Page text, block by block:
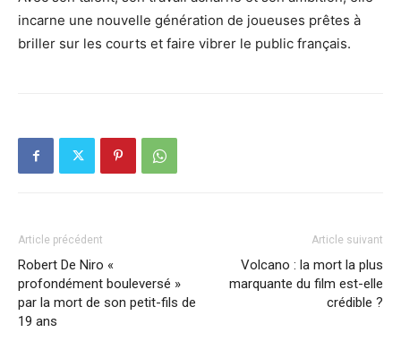
incarne une nouvelle génération de joueuses prêtes à
briller sur les courts et faire vibrer le public français.
Article précédent
Robert De Niro «
profondément bouleversé »
par la mort de son petit-fils de
19 ans
Article suivant
Volcano : la mort la plus
marquante du film est-elle
crédible ?